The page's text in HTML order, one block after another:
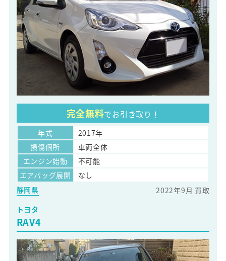
完全無料でお引き取り！
年式
2017年
損傷個所
車両全体
エンジン始動
不可能
エアバッグ展開
なし
静岡県
2022年9月 買取
トヨタ
RAV4